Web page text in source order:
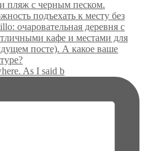
As I said b